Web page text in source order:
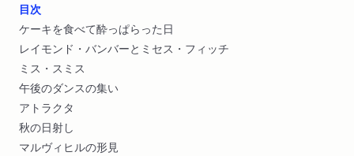
目次
ケーキを食べて酔っぱらった日
レイモンド・バンバーとミセス・フィッチ
ミス・スミス
午後のダンスの集い
アトラクタ
秋の日射し
マルヴィヒルの形見